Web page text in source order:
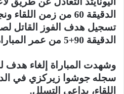
الدقيقة 60 من زمن
تسجيل هدف الفوز القاتل
الدقيقة 90+5 من عمر المباراة.
وشهدت المباراة إلغاء هدف
اللقاء، بداعي التسلل.